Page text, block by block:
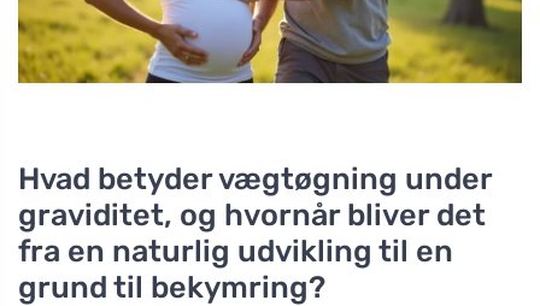
Hvad betyder vægtøgning under
graviditet, og hvornår bliver det
fra en naturlig udvikling til en
grund til bekymring?